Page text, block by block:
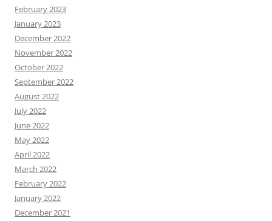
February 2023
January 2023
December 2022
November 2022
October 2022
September 2022
August 2022
July 2022
June 2022
May 2022
April 2022
March 2022
February 2022
January 2022
December 2021